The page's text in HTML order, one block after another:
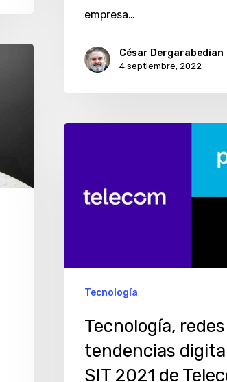
nuevasempresa…
César Dergarabedian
4 septiembre, 2022
tendencias
Telecom
Tecnología
Tecnología,
tendencias
SIT 2021 de